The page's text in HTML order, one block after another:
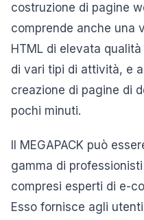
costruzione di pagine
comprende anche una
HTML di elevata
di vari tipi di attività, e
creazione di pagine di
pochi minuti.
Il MEGAPACK può
gamma di
compresi esperti di e-
Esso fornisce agli